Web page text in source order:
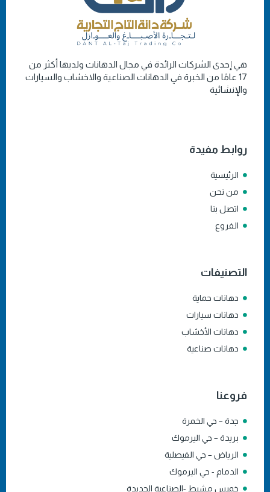
هي إحدى الشركات الرائدة في مجال الدهانات ولديها أكثر من
17 عامًا من الخبرة في الدهانات الصناعية والاخشاب والسيارات
والإنشائية
روابط مفيدة
الرئيسية
من نحن
اتصل بنا
الفروع
التصنيفات
دهانات حماية
دهانات سيارات
دهانات الأخشاب
دهانات صناعية
فروعنا
جدة – حي الخمرة
بريدة – حي اليرموك
الرياض – حي الفيصلية
الدمام - حي اليرموك
خميس مشيط -الصناعية الجديدة